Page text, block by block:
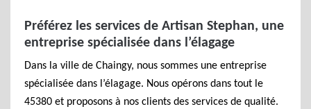
Préférez les services de Artisan Stephan, une
entreprise spécialisée dans l’élagage
Dans la ville de Chaingy, nous sommes une entreprise
spécialisée dans l’élagage. Nous opérons dans tout le
45380 et proposons à nos clients des services de qualité.